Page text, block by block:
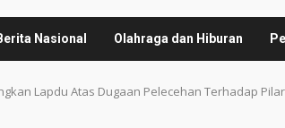
Nasional Olahraga dan Hiburan
Lapdu Atas Dugaan Pelecehan Terhadap